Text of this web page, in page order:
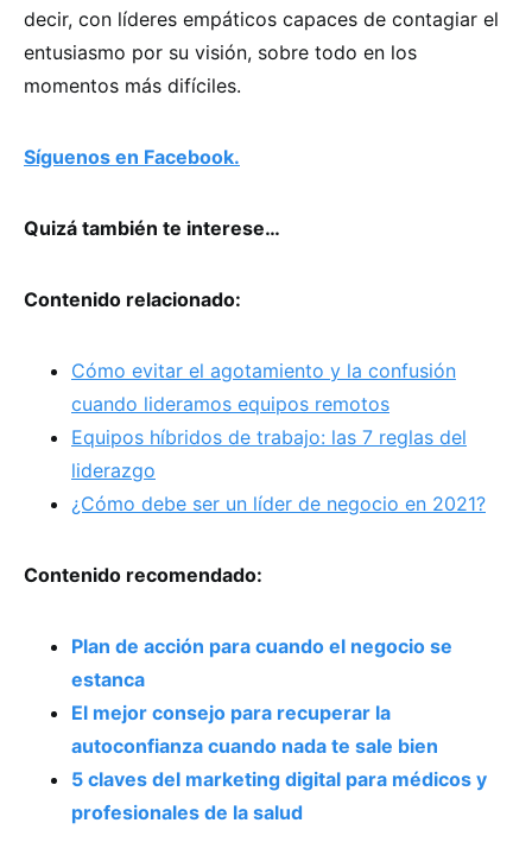
decir, con líderes empáticos capaces de contagiar el
entusiasmo por su visión, sobre todo en los
momentos más difíciles.
Síguenos en Facebook.
Quizá también te interese…
Contenido relacionado:
Cómo evitar el agotamiento y la confusión
cuando lideramos equipos remotos
Equipos híbridos de trabajo: las 7 reglas del
liderazgo
¿Cómo debe ser un líder de negocio en 2021?
Contenido recomendado:
Plan de acción para cuando el negocio se
estanca
El mejor consejo para recuperar la
autoconfianza cuando nada te sale bien
5 claves del marketing digital para médicos y
profesionales de la salud